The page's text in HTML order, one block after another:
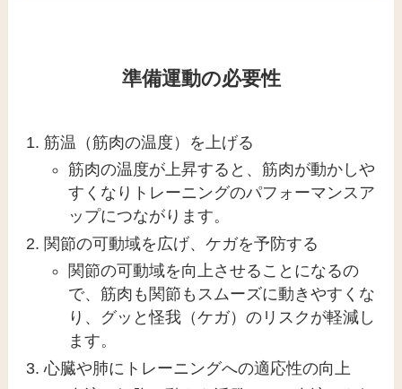
準備運動の必要性
筋温（筋肉の温度）を上げる
筋肉の温度が上昇すると、筋肉が動かしや
すくなりトレーニングのパフォーマンスア
ップにつながります。
関節の可動域を広げ、ケガを予防する
関節の可動域を向上させることになるの
で、筋肉も関節もスムーズに動きやすくな
り、グッと怪我（ケガ）のリスクが軽減し
ます。
心臓や肺にトレーニングへの適応性の向上